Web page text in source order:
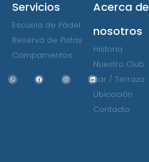
Servicios
Escuela de Pádel
Reserva de Pistas
Campamentos
Acerca de
nosotros
Historia
Nuestro Club
Bar / Terraza
Ubicación
Contacto